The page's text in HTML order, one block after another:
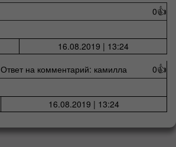
0👍
16.08.2019 | 13:24
Ответ на комментарий: камилла 0👍
16.08.2019 | 13:24